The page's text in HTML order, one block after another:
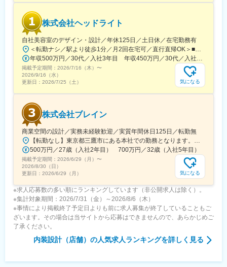
で残業時間を抑えています。
■組織構成・社風：
女性5名（20代1人、30代2人、40代1人、50代1人）の組織です。
ママさんもいるからこそ、仕事と家庭の両立をサポートし合う風
土があります。
また、３ヶ月に1回は、希望者を募って懇談会を開催。全社で忘年
会なども開いているため、部署・年齢を問わずコミュニケーショ
ンも活発です。
株式会社ヘッドライト
自社美容室のデザイン・設計／年休125日／土日休／在宅勤務有
掲載予定期間： 2026/7/16（木） 〜
2026/9/16（水）
更新日： 2026/7/25（土） 気になる
株式会社ブレイン
商業空間の設計／実務未経験歓迎／実質年間休日125日／転勤無
500万円／27歳（入社2年目） 700万円／32歳（入社5年目）
掲載予定期間： 2026/6/29（月） 〜
2026/8/30（日）
更新日： 2026/6/29（月） 気になる
※求人応募数の多い順にランキングしています（非公開求人は除く）。
※集計対象期間：2026/7/31（金）～2026/8/6（木）
※事情により掲載終了予定日よりも前に求人募集が終了していることもご
ざいます。その場合は当サイトから応募はできませんので、あらかじめご
了承ください。
内装設計（店舗） の人気求人ランキングを詳しく見る